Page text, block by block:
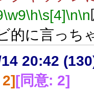
\w9\h\s[4]\n\n
的に言っち
20:42
[同意: 2]